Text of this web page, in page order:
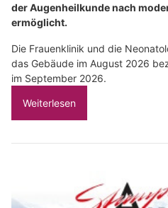
der Augenheilkunde nach
ermöglicht.
Die Frauenklinik und die
das Gebäude im August 2026
im September 2026.
Weiterlesen